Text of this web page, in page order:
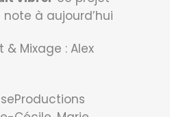
à aujourd’hui
Mixage : Alex